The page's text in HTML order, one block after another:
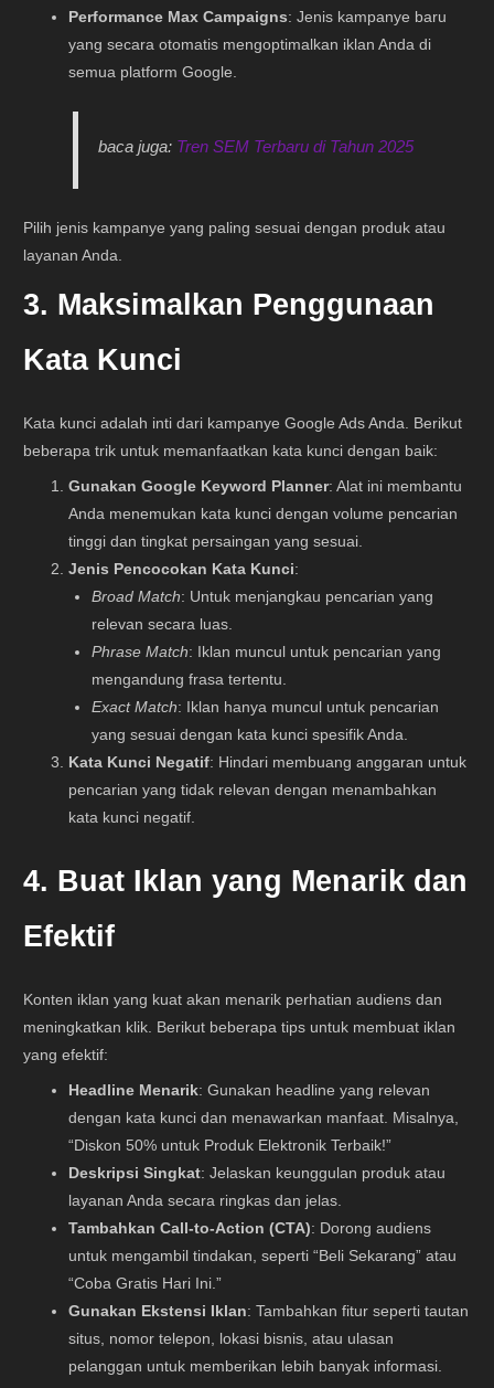
Performance Max Campaigns: Jenis kampanye baru
yang secara otomatis mengoptimalkan iklan Anda di
semua platform Google.
baca juga: Tren SEM Terbaru di Tahun 2025
Pilih jenis kampanye yang paling sesuai dengan produk atau
layanan Anda.
3. Maksimalkan Penggunaan
Kata Kunci
Kata kunci adalah inti dari kampanye Google Ads Anda. Berikut
beberapa trik untuk memanfaatkan kata kunci dengan baik:
Gunakan Google Keyword Planner: Alat ini membantu
Anda menemukan kata kunci dengan volume pencarian
tinggi dan tingkat persaingan yang sesuai.
Jenis Pencocokan Kata Kunci:
Broad Match: Untuk menjangkau pencarian yang
relevan secara luas.
Phrase Match: Iklan muncul untuk pencarian yang
mengandung frasa tertentu.
Exact Match: Iklan hanya muncul untuk pencarian
yang sesuai dengan kata kunci spesifik Anda.
Kata Kunci Negatif: Hindari membuang anggaran untuk
pencarian yang tidak relevan dengan menambahkan
kata kunci negatif.
4. Buat Iklan yang Menarik dan
Efektif
Konten iklan yang kuat akan menarik perhatian audiens dan
meningkatkan klik. Berikut beberapa tips untuk membuat iklan
yang efektif:
Headline Menarik: Gunakan headline yang relevan
dengan kata kunci dan menawarkan manfaat. Misalnya,
“Diskon 50% untuk Produk Elektronik Terbaik!”
Deskripsi Singkat: Jelaskan keunggulan produk atau
layanan Anda secara ringkas dan jelas.
Tambahkan Call-to-Action (CTA): Dorong audiens
untuk mengambil tindakan, seperti “Beli Sekarang” atau
“Coba Gratis Hari Ini.”
Gunakan Ekstensi Iklan: Tambahkan fitur seperti tautan
situs, nomor telepon, lokasi bisnis, atau ulasan
pelanggan untuk memberikan lebih banyak informasi.